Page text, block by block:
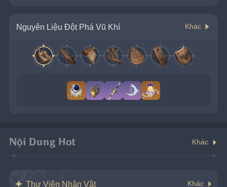
Nguyên Liệu Đột Phá Vũ Khí Khác
Nội Dung Hot Khác
Thư Viện Nhân Vật Khác